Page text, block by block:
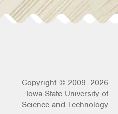
Copyright © 2009–2026
Iowa State University of
Science and Technology